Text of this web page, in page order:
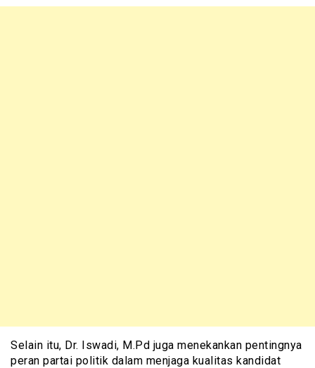
Selain itu, Dr. Iswadi, M.Pd juga menekankan pentingnya
peran partai politik dalam menjaga kualitas kandidat